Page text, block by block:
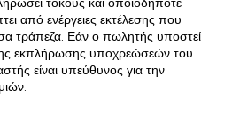
από ενέργειες εκτέλεσης που
τράπεζα. Εάν ο πωλητής υποστεί
εκπλήρωσης υποχρεώσεών του
είναι υπεύθυνος για την